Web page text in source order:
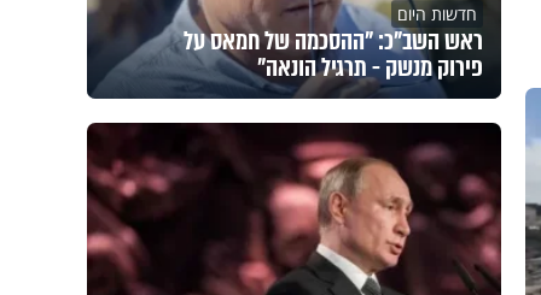
חדשות היום
ראש השב"כ: "ההסכמה של חמאס על
פירוק מנשק - תרגיל הונאה"